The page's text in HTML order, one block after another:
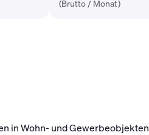
(Brutto / Monat)
in Wohn- und Gewerbeobjekten